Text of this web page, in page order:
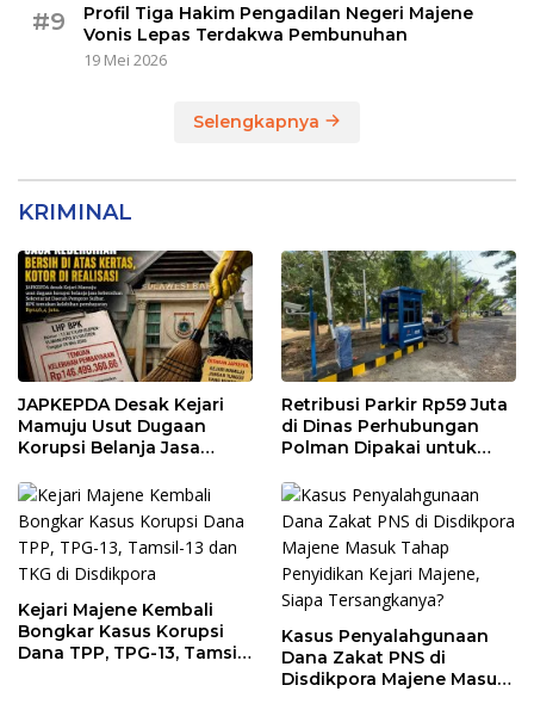
#9
Profil Tiga Hakim Pengadilan Negeri Majene
Vonis Lepas Terdakwa Pembunuhan
19 Mei 2026
Selengkapnya
KRIMINAL
JAPKEPDA Desak Kejari
Mamuju Usut Dugaan
Korupsi Belanja Jasa
Sulbar, BPK Temukan
Kelebihan Pembayaran
Rp146,4 Juta
Retribusi Parkir Rp59 Juta
di Dinas Perhubungan
Polman Dipakai untuk
Kejari Majene Kembali
Bongkar Kasus Korupsi
Dana TPP, TPG-13, Tamsil-
Kasus Penyalahgunaan
Dana Zakat PNS di
Disdikpora Majene Masuk